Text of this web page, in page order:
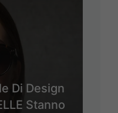
Di Design
Stanno